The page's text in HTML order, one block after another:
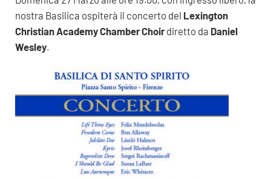
nostra Basilica ospiterà il concerto del Lexington
Christian Academy Chamber Choirdiretto da Daniel
Wesley.